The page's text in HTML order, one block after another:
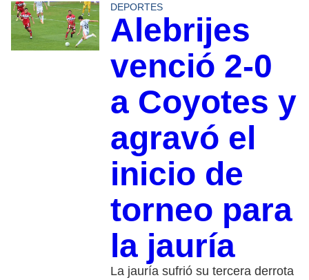
DEPORTES
Alebrijes
venció 2-0
a Coyotes y
agravó el
inicio de
torneo para
la jauría
La jauría sufrió su tercera derrota